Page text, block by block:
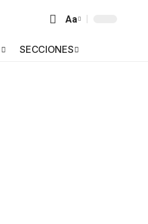
Aa
SECCIONES